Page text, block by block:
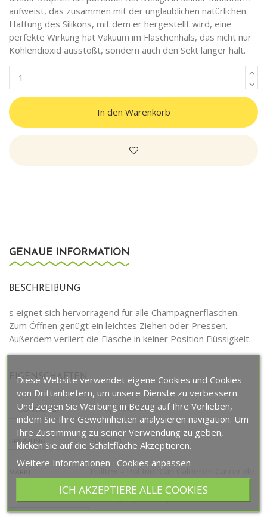
aufweist, das zusammen mit der unglaublichen natürlichen
Haftung des Silikons, mit dem er hergestellt wird, eine
perfekte Wirkung hat Vakuum im Flaschenhals, das nicht nur
Kohlendioxid ausstößt, sondern auch den Sekt länger hält.
In den Warenkorb
GENAUE INFORMATION
BESCHREIBUNG
s eignet sich hervorragend für alle Champagnerflaschen.
Zum Öffnen genügt ein leichtes Ziehen oder Pressen.
Außerdem verliert die Flasche in keiner Position Flüssigkeit.
EIGENSCHAFTEN
CONTAINER Pappkarton
URSPRUNG Spanien
Pulltex - Pol Ind. Can Calderón Carrer de
Múrcia 33-A - 08830 Sant Boi de
Llobregat (Spanien)
Diese Website verwendet eigene Cookies und Cookies
von Drittanbietern, um unsere Dienste zu verbessern.
Und zeigen Sie Werbung in Bezug auf Ihre Vorlieben,
indem Sie Ihre Gewohnheiten analysieren navigation. Um
Ihre Zustimmung zu seiner Verwendung zu geben,
klicken Sie auf die Schaltfläche Akzeptieren.
Weitere Informationen
Cookies anpassen
ICH AKZEPTIERE ALLE COOKIES